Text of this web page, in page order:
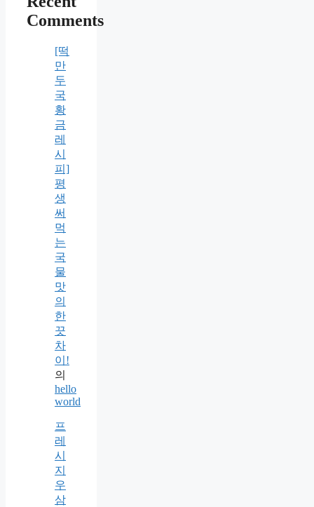
Comments
[떡
만
두
국
황
금
레
시
피]
평
생
써
먹
는
국
물
맛
의
한
끗
차
이!
의
hello
world
프
레
시
지
우
삼